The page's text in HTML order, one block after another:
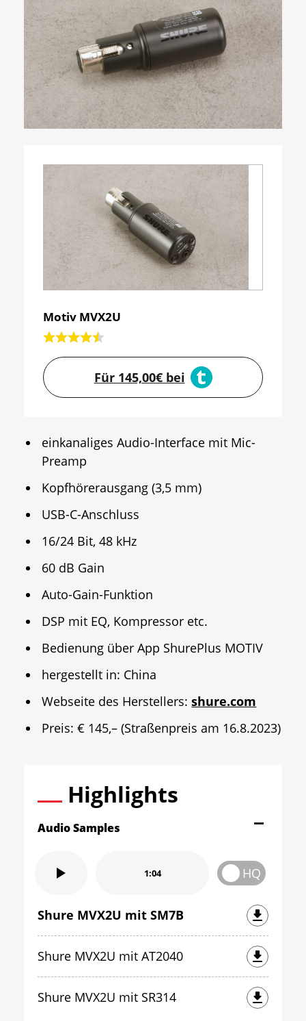
Motiv MVX2U
Für 145,00€ bei
einkanaliges Audio-Interface mit Mic-
Preamp
Kopfhörerausgang (3,5 mm)
USB-C-Anschluss
16/24 Bit, 48 kHz
60 dB Gain
Auto-Gain-Funktion
DSP mit EQ, Kompressor etc.
Bedienung über App ShurePlus MOTIV
hergestellt in: China
Webseite des Herstellers:shure.com
Preis: € 145,– (Straßenpreis am 16.8.2023)
Highlights
Audio Samples
1:04 HQ
Shure MVX2U mit SM7B
Shure MVX2U mit AT2040
Shure MVX2U mit SR314